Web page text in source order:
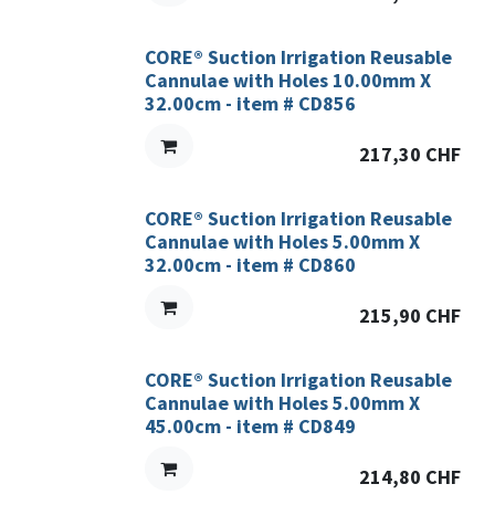
CORE® Suction Irrigation Reusable
Cannulae with Holes 10.00mm X
32.00cm - item # CD856
217,30 CHF
CORE® Suction Irrigation Reusable
Cannulae with Holes 5.00mm X
32.00cm - item # CD860
215,90 CHF
CORE® Suction Irrigation Reusable
Cannulae with Holes 5.00mm X
45.00cm - item # CD849
214,80 CHF